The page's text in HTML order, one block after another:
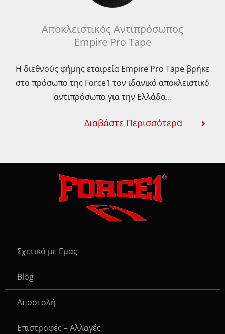
Αποκλειστικός Αντιπρόσωπος
Empire Pro Tape
Η διεθνούς φήμης εταιρεία Empire Pro Tape βρήκε
στο πρόσωπο της Force1 τον ιδανικό αποκλειστικό
αντιπρόσωπο για την Ελλάδα…
Διαβάστε Περισσότερα
Σχετικά με Εμάς
Blog
Αποστολή
Επιστροφές – Αλλαγές